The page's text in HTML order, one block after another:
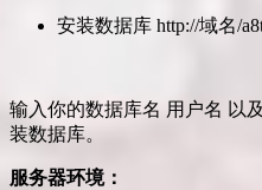
安装数据库 http://域名/
输入你的数据库名 用户名 以
装数据库。
服务器环境：